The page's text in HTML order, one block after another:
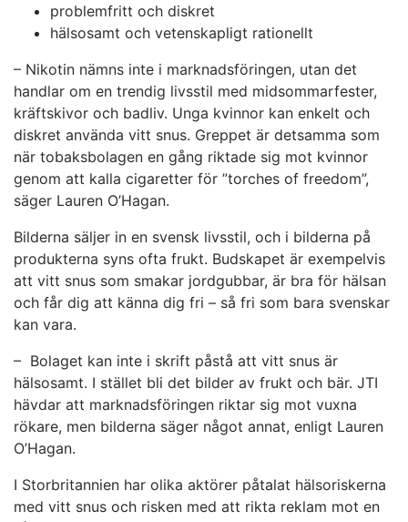
problemfritt och diskret
hälsosamt och vetenskapligt rationellt
– Nikotin nämns inte i marknadsföringen, utan det
handlar om en trendig livsstil med midsommarfester,
kräftskivor och badliv. Unga kvinnor kan enkelt och
diskret använda vitt snus. Greppet är detsamma som
när tobaksbolagen en gång riktade sig mot kvinnor
genom att kalla cigaretter för ”torches of freedom”,
säger Lauren O’Hagan.
Bilderna säljer in en svensk livsstil, och i bilderna på
produkterna syns ofta frukt. Budskapet är exempelvis
att vitt snus som smakar jordgubbar, är bra för hälsan
och får dig att känna dig fri – så fri som bara svenskar
kan vara.
– Bolaget kan inte i skrift påstå att vitt snus är
hälsosamt. I stället bli det bilder av frukt och bär. JTI
hävdar att marknadsföringen riktar sig mot vuxna
rökare, men bilderna säger något annat, enligt Lauren
O’Hagan.
I Storbritannien har olika aktörer påtalat hälsoriskerna
med vitt snus och risken med att rikta reklam mot en